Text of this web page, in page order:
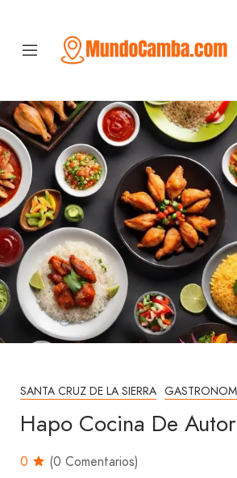
SANTA CRUZ DE LA SIERRA
Hapo Cocina De Autor
0
(0 Comentarios)